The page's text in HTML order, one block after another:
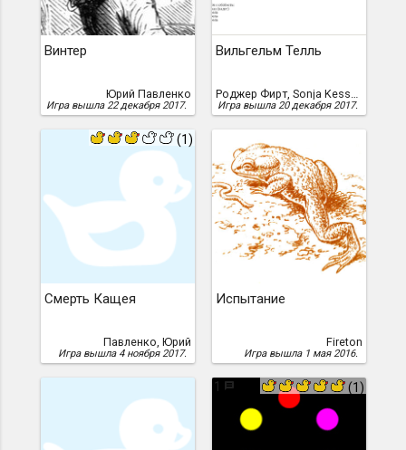
Винтер
Юрий Павленко
Игра вышла 22 декабря 2017.
Вильгельм Телль
Роджер Фирт, Sonja Kesserich
Игра вышла 20 декабря 2017.
(1)
Смерть Кащея
Павленко, Юрий
Игра вышла 4 ноября 2017.
Испытание
Fireton
Игра вышла 1 мая 2016.
1 (1)